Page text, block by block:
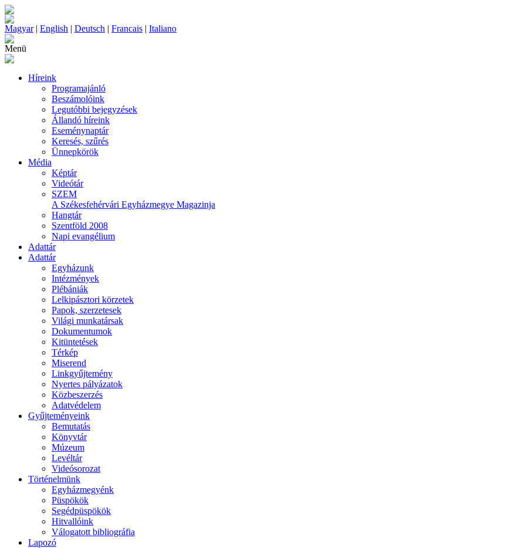
Magyar| English | Deutsch | Francais | Italiano
Menü
Híreink
Programajánló
Beszámolóink
Legutóbbi bejegyzések
Állandó híreink
Eseménynaptár
Keresés, szűrés
Ünnepkörök
Média
Képtár
Videótár
SZEM
A Székesfehérvári Egyházmegye Magazinja
Hangtár
Szentföld 2008
Napi evangélium
Adattár
Adattár
Egyházunk
Intézmények
Plébániák
Lelkipásztori körzetek
Papok, szerzetesek
Világi munkatársak
Dokumentumok
Kitüntetések
Térkép
Miserend
Linkgyűjtemény
Nyertes pályázatok
Közbeszerzés
Adatvédelem
Gyűjteményeink
Bemutatás
Könyvtár
Múzeum
Levéltár
Videósorozat
Történelmünk
Egyházmegyénk
Püspökök
Segédpüspökök
Hitvallóink
Válogatott bibliográfia
Lapozó